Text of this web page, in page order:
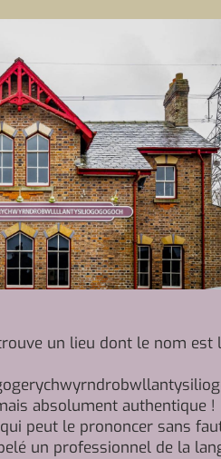
un lieu dont le nom est
absolument authentique !
peut le prononcer sans
un professionnel de la